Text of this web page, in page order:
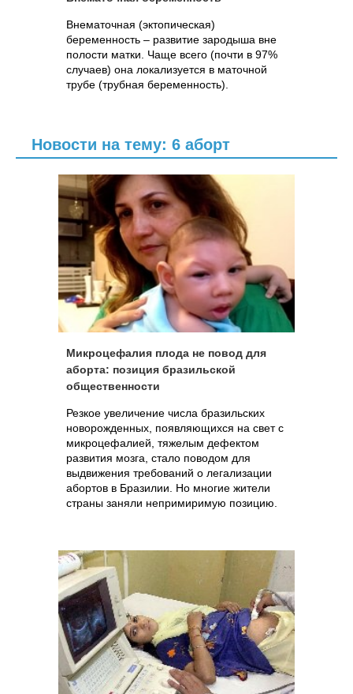
Внематочная (эктопическая)
беременность – развитие зародыша вне
полости матки. Чаще всего (почти в 97%
случаев) она локализуется в маточной
трубе (трубная беременность).
Новости на тему: 6 аборт
Микроцефалия плода не повод для
аборта: позиция бразильской
общественности
Резкое увеличение числа бразильских
новорожденных, появляющихся на свет с
микроцефалией, тяжелым дефектом
развития мозга, стало поводом для
выдвижения требований о легализации
абортов в Бразилии. Но многие жители
страны заняли непримиримую позицию.